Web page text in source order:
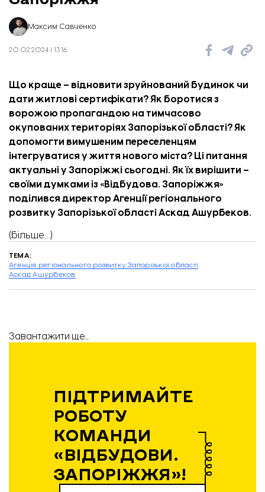
Максим Савченко
20.02.2024 | 13:16
Що краще – відновити зруйнований будинок чи
дати житлові сертифікати? Як боротися з
ворожою пропагандою на тимчасово
окупованих територіях Запорізької області? Як
допомогти вимушеним переселенцям
інтегруватися у життя нового міста? Ці питання
актуальні у Запоріжжі сьогодні. Як їх вирішити –
своїми думками із «Відбудова. Запоріжжя»
поділився директор Агенції регіонального
розвитку Запорізької області Аскад Ашурбеков.
(більше…)
ТЕМА:
Агенція регіонального розвитку Запорізької області
Аскад Ашурбеков
Завантажити ще...
ПІДТРИМАЙТЕ
РОБОТУ
КОМАНДИ
«ВІДБУДОВИ.
ЗАПОРІЖЖЯ»!